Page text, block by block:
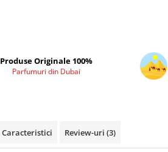
Produse Originale 100%
Parfumuri din Dubai
Caracteristici Review-uri (3)